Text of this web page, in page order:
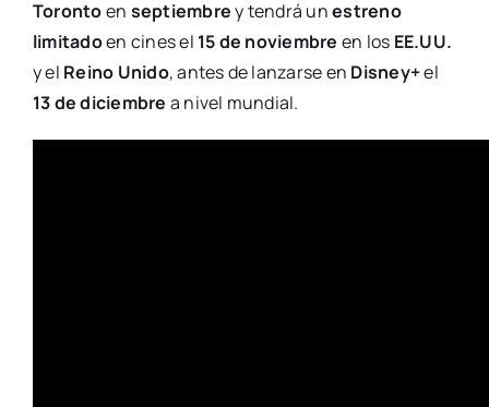
Torontoen septiembrey tendrá unestreno
limitadoen cines el 15 de noviembre en los EE.UU.
y el Reino Unido, antes de lanzarse en Disney+el
13 de diciembre a nivel mundial.